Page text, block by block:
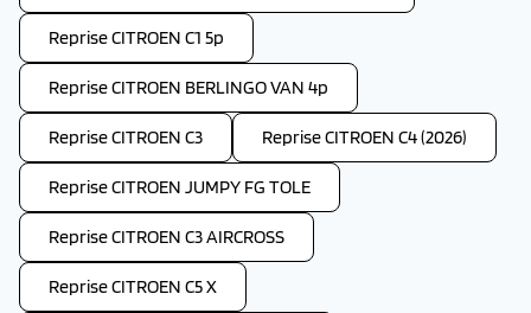
Reprise CITROEN C1 5p
Reprise CITROEN BERLINGO VAN 4p
Reprise CITROEN C3 Reprise CITROEN C4 (2026)
Reprise CITROEN JUMPY FG TOLE
Reprise CITROEN C3 AIRCROSS
Reprise CITROEN C5 X